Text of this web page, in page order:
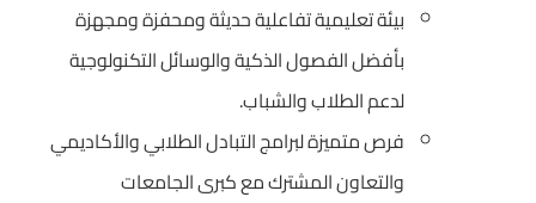
بيئة تعليمية تفاعلية حديثة ومحفزة ومجهزة
بأفضل الفصول الذكية والوسائل التكنولوجية
لدعم الطلاب والشباب.
فرص متميزة لبرامج التبادل الطلابي والأكاديمي
والتعاون المشترك مع كبرى الجامعات